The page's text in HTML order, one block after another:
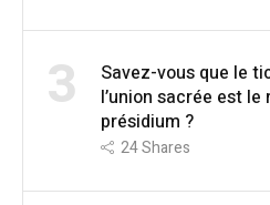
3
Savez-vous que le
l’union sacrée est
présidium ?
24Shares